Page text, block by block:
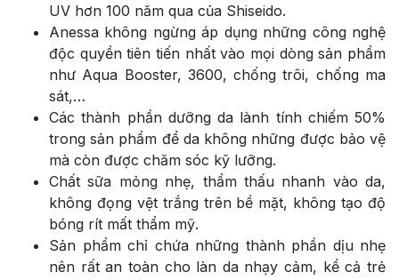
UV hơn 100 năm qua của Shiseido.
Anessa không ngừng áp dụng những công nghệ
độc quyền tiên tiến nhất vào mọi dòng sản phẩm
như Aqua Booster, 3600, chống trôi, chống ma
sát,…
Các thành phần dưỡng da lành tính chiếm 50%
trong sản phẩm để da không những được bảo vệ
mà còn được chăm sóc kỹ lưỡng.
Chất sữa mỏng nhẹ, thẩm thấu nhanh vào da,
không đọng vệt trắng trên bề mặt, không tạo độ
bóng rít mất thẩm mỹ.
Sản phẩm chỉ chứa những thành phần dịu nhẹ
nên rất an toàn cho làn da nhạy cảm, kể cả trẻ